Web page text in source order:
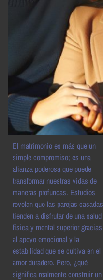
El matrimonio es más que un
simple compromiso; es una
alianza poderosa que puede
transformar nuestras vidas de
maneras profundas. Estudios
revelan que las parejas casadas
tienden a disfrutar de una salud
física y mental superior gracias
al apoyo emocional y la
estabilidad que se cultiva en el
amor duradero. Pero, ¿qué
significa realmente construir un